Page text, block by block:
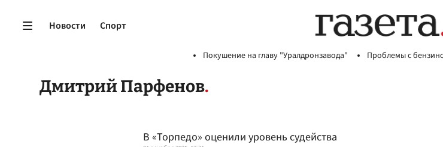
Новости Спорт
Покушение на главу "Уралдронзавода" Проблемы с
Дмитрий Парфенов
В «Торпедо» оценили уровень судейства